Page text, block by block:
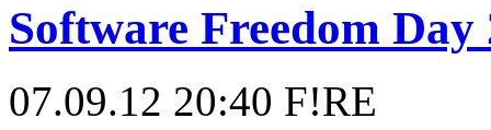
Software Freedom
07.09.12 20:40 F!RE